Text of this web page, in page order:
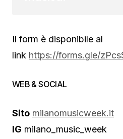
Il form è disponibile al
link https://forms.gle/
WEB & SOCIAL
Sito milanomusicweek.it
IG milano_music_week